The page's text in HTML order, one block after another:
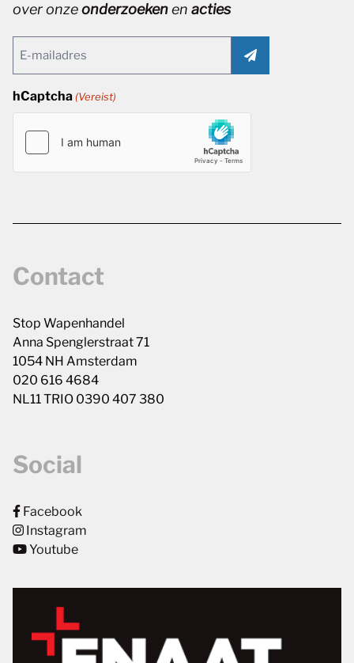
over onzeonderzoekenen acties
(Vereist)
hCaptcha (Vereist)
Contact
Stop Wapenhandel
Anna Spenglerstraat 71
1054 NH Amsterdam
020 616 4684
NL11 TRIO 0390 407 380
Social
Facebook
Instagram
Youtube